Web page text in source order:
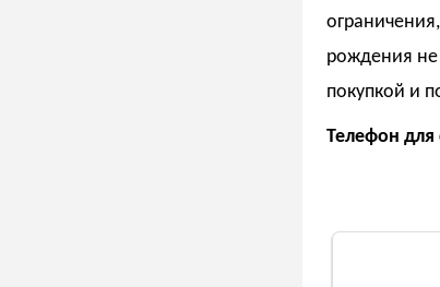
рождения не
покупкой и
Телефон для